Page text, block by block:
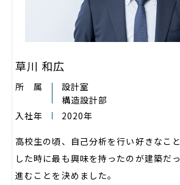
草川 和広
所 属
設計室
構造設計部
入社年
2020年
高校生の頃、自己分析を行い好きなこ
した時に最も興味を持ったのが建築だ
進むことを決めました。